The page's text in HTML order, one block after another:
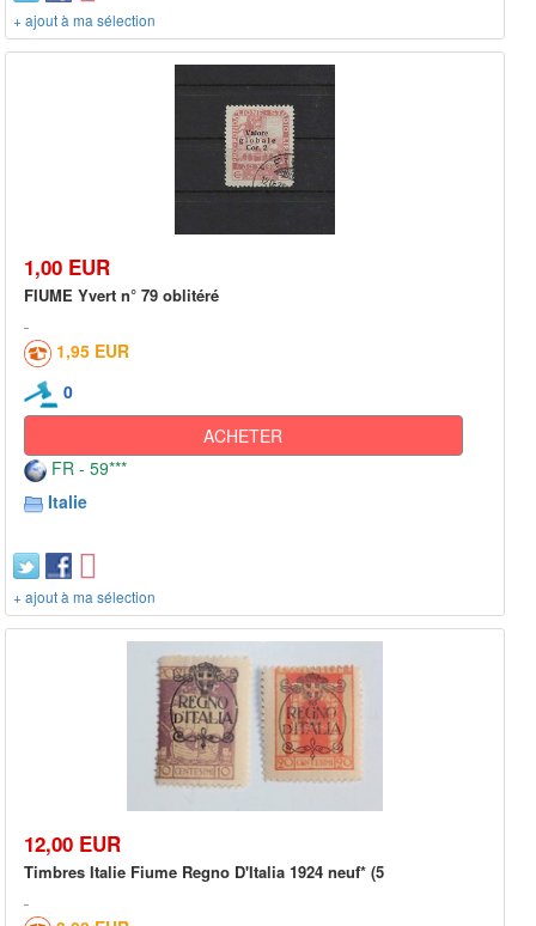
+ ajout à ma sélection
1,00 EUR
FIUME Yvert n° 79 oblitéré
1,95 EUR
0
ACHETER
FR - 59***
Italie
+ ajout à ma sélection
12,00 EUR
Timbres Italie Fiume Regno D'Italia 1924 neuf* (5